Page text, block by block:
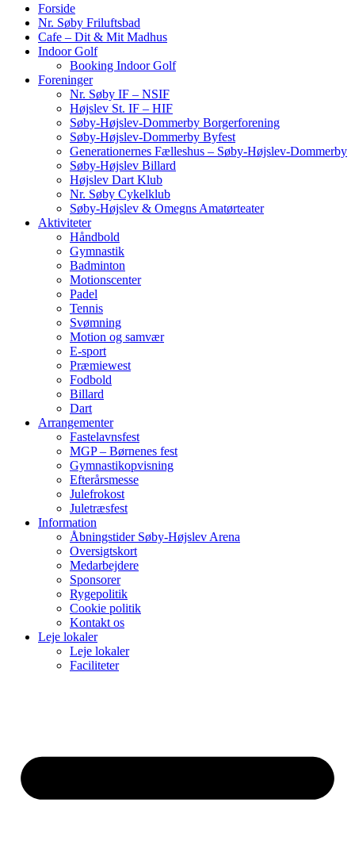
Forside
Nr. Søby Friluftsbad
Cafe – Dit & Mit Madhus
Indoor Golf
Booking Indoor Golf
Foreninger
Nr. Søby IF – NSIF
Højslev St. IF – HIF
Søby-Højslev-Dommerby Borgerforening
Søby-Højslev-Dommerby Byfest
Generationernes Fælleshus – Søby-Højslev-Dommerby
Søby-Højslev Billard
Højslev Dart Klub
Nr. Søby Cykelklub
Søby-Højslev & Omegns Amatørteater
Aktiviteter
Håndbold
Gymnastik
Badminton
Motionscenter
Padel
Tennis
Svømning
Motion og samvær
E-sport
Præmiewest
Fodbold
Billard
Dart
Arrangementer
Fastelavnsfest
MGP – Børnenes fest
Gymnastikopvisning
Efterårsmesse
Julefrokost
Juletræsfest
Information
Åbningstider Søby-Højslev Arena
Oversigtskort
Medarbejdere
Sponsorer
Rygepolitik
Cookie politik
Kontakt os
Leje lokaler
Leje lokaler
Faciliteter